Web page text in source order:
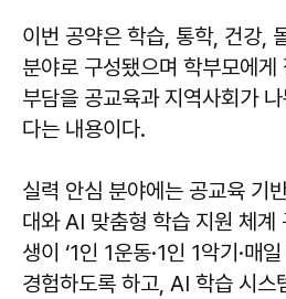
이번 공약은 학습, 통학, 건강,
분야로 구성됐으며 학부모에
부담을 공교육과 지역사회가
다는 내용이다.
실력 안심 분야에는 공교육 기
대와 AI 맞춤형 학습 지원 체계
생이 ‘1인 1운동·1인 1악기·매
경험하도록 하고, AI 학습 시스